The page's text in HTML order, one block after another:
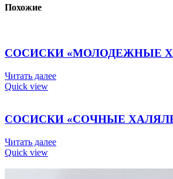
Похожие
СОСИСКИ «МОЛОДЕЖНЫЕ
Читать далее
Quick view
СОСИСКИ «СОЧНЫЕ
Читать далее
Quick view